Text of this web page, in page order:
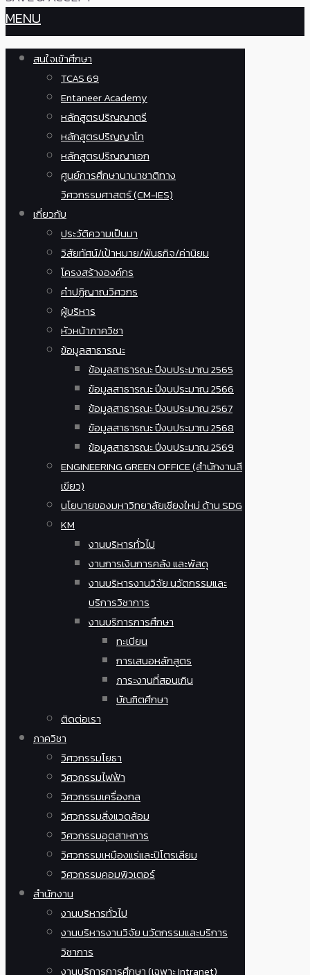
MENU
สนใจเข้าศึกษา
TCAS 69
Entaneer Academy
หลักสูตรปริญญาตรี
หลักสูตรปริญญาโท
หลักสูตรปริญญาเอก
ศูนย์การศึกษานานาชาติทาง
วิศวกรรมศาสตร์ (CM-IES)
เกี่ยวกับ
ประวัติความเป็นมา
วิสัยทัศน์/เป้าหมาย/พันธกิจ/ค่านิยม
โครงสร้างองค์กร
คำปฏิญาณวิศวกร
ผู้บริหาร
หัวหน้าภาควิชา
ข้อมูลสาธารณะ
ข้อมูลสาธารณะ ปีงบประมาณ 2565
ข้อมูลสาธารณะ ปีงบประมาณ 2566
ข้อมูลสาธารณะ ปีงบประมาณ 2567
ข้อมูลสาธารณะ ปีงบประมาณ 2568
ข้อมูลสาธารณะ ปีงบประมาณ 2569
ENGINEERING GREEN OFFICE (สำนักงานสี
เขียว)
นโยบายของมหาวิทยาลัยเชียงใหม่ ด้าน SDG
KM
งานบริหารทั่วไป
งานการเงินการคลัง และพัสดุ
งานบริหารงานวิจัย นวัตกรรมและ
บริการวิชาการ
งานบริการการศึกษา
ทะเบียน
การเสนอหลักสูตร
ภาระงานที่สอนเกิน
บัณฑิตศึกษา
ติดต่อเรา
ภาควิชา
วิศวกรรมโยธา
วิศวกรรมไฟฟ้า
วิศวกรรมเครื่องกล
วิศวกรรมสิ่งแวดล้อม
วิศวกรรมอุตสาหการ
วิศวกรรมเหมืองแร่และปิโตรเลียม
วิศวกรรมคอมพิวเตอร์
สำนักงาน
งานบริหารทั่วไป
งานบริหารงานวิจัย นวัตกรรมและบริการ
วิชาการ
งานบริการการศึกษา (เฉพาะ Intranet)